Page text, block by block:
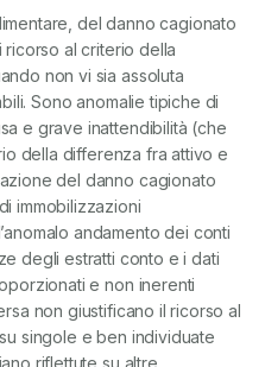
del danno cagionato
ricorso al criterio della
non vi sia assoluta
Sono anomalie tipiche di
e grave inattendibilità (che
della differenza fra attivo e
del danno cagionato
immobilizzazioni
andamento dei conti
degli estratti conto e i dati
e non inerenti
non giustificano il ricorso al
singole e ben individuate